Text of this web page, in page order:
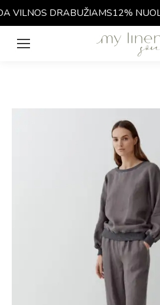
VILNOS DRABUŽIAMS12%